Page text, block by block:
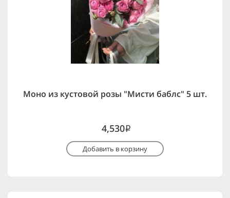
Моно из кустовой розы "Мисти баблс" 5 шт.
4,530i
Добавить в корзину